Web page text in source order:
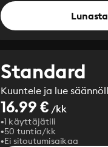
Standard
Kuuntele ja lue
16.99 € /kk
1 käyttäjätili
50 tuntia/kk
Ei sitoutumisaikaa